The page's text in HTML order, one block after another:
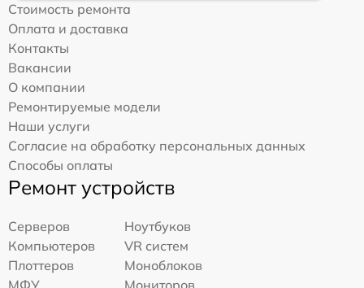
Стоимость ремонта
Оплата и доставка
Контакты
Вакансии
О компании
Ремонтируемые модели
Наши услуги
Согласие на обработку персональных данных
Способы оплаты
Ремонт устройств
Серверов
Ноутбуков
Компьютеров
VR систем
Плоттеров
Моноблоков
МФУ
Мониторов